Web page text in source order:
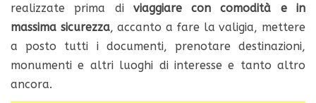
realizzate prima di viaggiare con comodità e in
massima sicurezza, accanto a fare la valigia, mettere
a posto tutti i documenti, prenotare destinazioni,
monumenti e altri luoghi di interesse e tanto altro
ancora.